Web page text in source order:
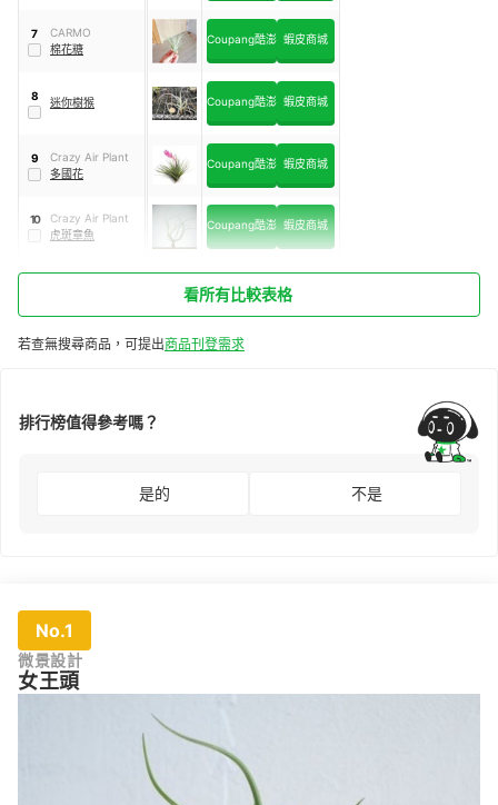
7
CARMO
棉花糖
Coupang酷澎 蝦皮商城
8 迷你樹猴 Coupang酷澎 蝦皮商城
9
Crazy Air Plant
多國花
Coupang酷澎 蝦皮商城
10
Crazy Air Plant
虎斑章魚
Coupang酷澎 蝦皮商城
看所有比較表格
若查無搜尋商品，可提出商品刊登需求
排行榜值得參考嗎？
是的 不是
No.1
微景設計
女王頭